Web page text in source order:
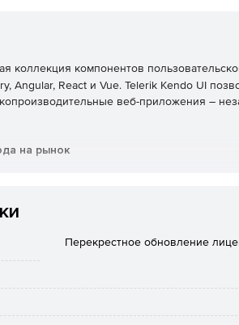
коллекция компонентов
Angular, React и Vue. Telerik Kendo UI
веб-приложения –
на рынок
экономить время, интегрируя
функции пользовательского
и многим другим. Пользовательский
Перекрестное обновление